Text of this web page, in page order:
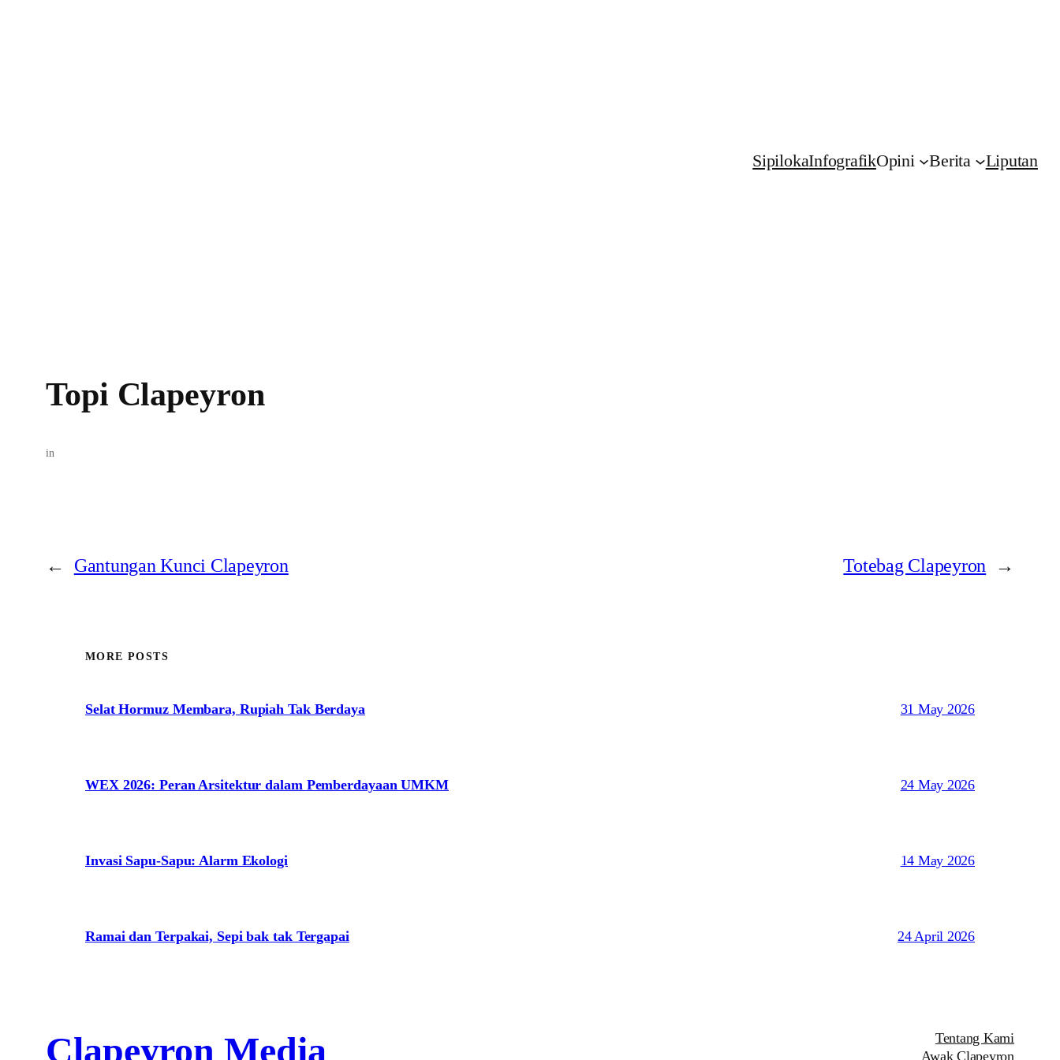
SipilokaInfografikOpini Berita Liputan
Topi Clapeyron
in
← Gantungan Kunci Clapeyron Totebag Clapeyron →
MORE POSTS
Selat Hormuz Membara, Rupiah Tak Berdaya 31 May 2026
WEX 2026: Peran Arsitektur dalam Pemberdayaan UMKM 24 May 2026
Invasi Sapu-Sapu: Alarm Ekologi 14 May 2026
Ramai dan Terpakai, Sepi bak tak Tergapai 24 April 2026
Clapeyron Media
Tentang Kami
Awak Clapeyron